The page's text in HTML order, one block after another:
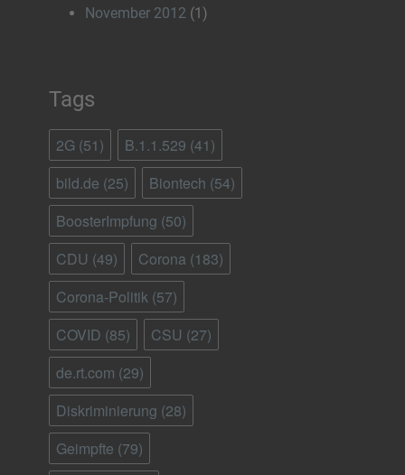
November 2012 (1)
Tags
2G (51) B.1.1.529 (41)
bild.de (25) Biontech (54)
BoosterImpfung (50)
CDU (49) Corona (183)
Corona-Politik (57)
COVID (85) CSU (27)
de.rt.com (29)
Diskriminierung (28)
Geimpfte (79)